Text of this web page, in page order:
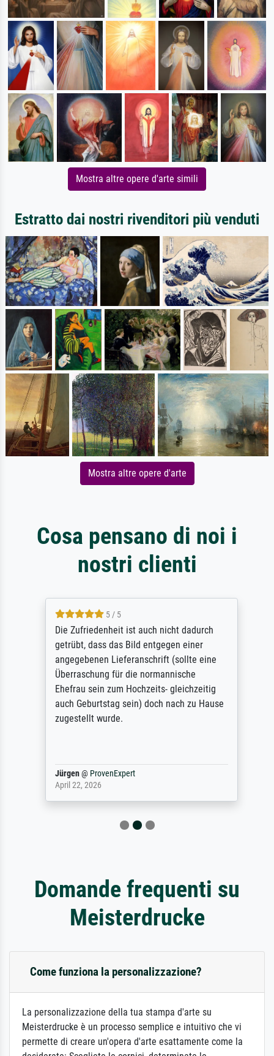
Mostra altre opere d'arte simili
Estratto dai nostri rivenditori più venduti
Mostra altre opere d'arte
Cosa pensano di noi i
nostri clienti
5 / 5
Die Zufriedenheit ist auch nicht dadurch
getrübt, dass das Bild entgegen einer
angegebenen Lieferanschrift (sollte eine
Überraschung für die normannische
Ehefrau sein zum Hochzeits- gleichzeitig
auch Geburtstag sein) doch nach zu Hause
zugestellt wurde.
Jürgen@ProvenExpert
April 22, 2026
Domande frequenti su
Meisterdrucke
Come funziona la personalizzazione?
La personalizzazione della tua stampa d'arte su
Meisterdrucke è un processo semplice e intuitivo che vi
permette di creare un'opera d'arte esattamente come la